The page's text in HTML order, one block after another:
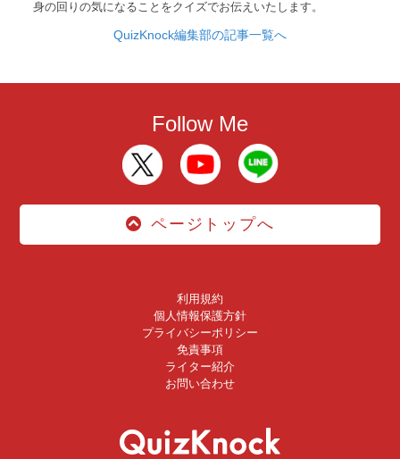
身の回りの気になることをクイズでお伝えいたします。
QuizKnock編集部の記事一覧へ
Follow Me
ページトップへ
利用規約
個人情報保護方針
プライバシーポリシー
免責事項
ライター紹介
お問い合わせ